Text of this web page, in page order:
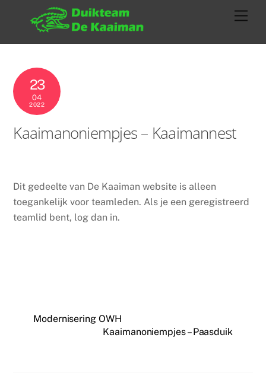
23
04
2022
Kaaimanoniempjes – Kaaimannest
Dit gedeelte van De Kaaiman website is alleen
toegankelijk voor teamleden. Als je een geregistreerd
teamlid bent, log dan in.
Modernisering OWH
Kaaimanoniempjes – Paasduik